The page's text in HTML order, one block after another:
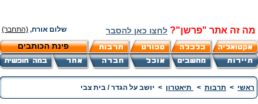
מה זה אתר "פרשן"? לחצו כאן להסבר שלום אורח, (התחבר)
פינת הכותבים
ראשי > תרבות > תיאטרון > יושב על הגדר / בית צבי